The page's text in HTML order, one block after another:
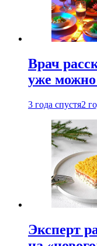
Врач
уже можно
3 года спустя2
Эксперт